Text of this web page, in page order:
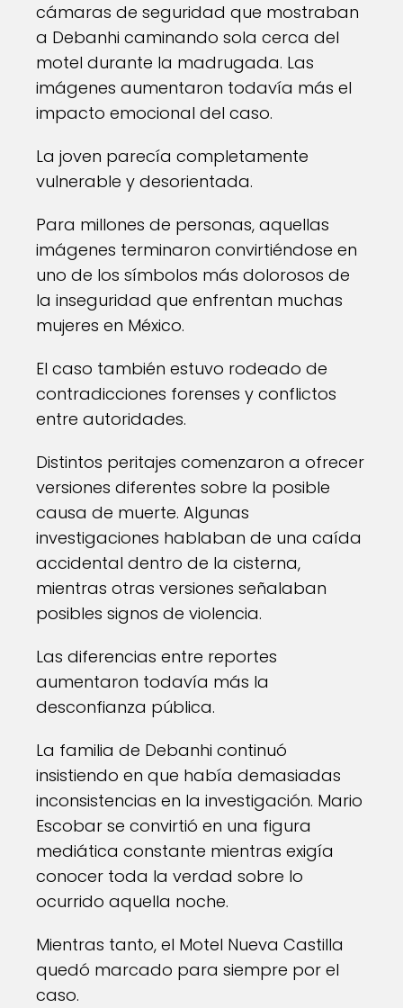
cámaras de seguridad que mostraban
a Debanhi caminando sola cerca del
motel durante la madrugada. Las
imágenes aumentaron todavía más el
impacto emocional del caso.
La joven parecía completamente
vulnerable y desorientada.
Para millones de personas, aquellas
imágenes terminaron convirtiéndose en
uno de los símbolos más dolorosos de
la inseguridad que enfrentan muchas
mujeres en México.
El caso también estuvo rodeado de
contradicciones forenses y conflictos
entre autoridades.
Distintos peritajes comenzaron a ofrecer
versiones diferentes sobre la posible
causa de muerte. Algunas
investigaciones hablaban de una caída
accidental dentro de la cisterna,
mientras otras versiones señalaban
posibles signos de violencia.
Las diferencias entre reportes
aumentaron todavía más la
desconfianza pública.
La familia de Debanhi continuó
insistiendo en que había demasiadas
inconsistencias en la investigación. Mario
Escobar se convirtió en una figura
mediática constante mientras exigía
conocer toda la verdad sobre lo
ocurrido aquella noche.
Mientras tanto, el Motel Nueva Castilla
quedó marcado para siempre por el
caso.